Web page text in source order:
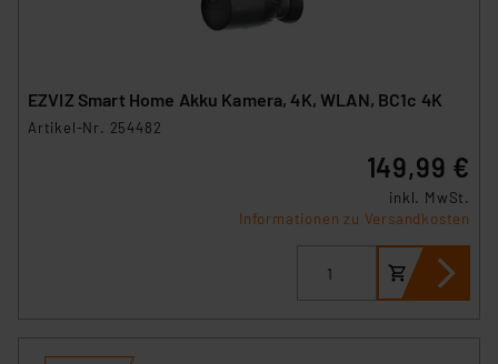
EZVIZ Smart Home Akku Kamera, 4K, WLAN, BC1c 4K
Artikel-Nr. 254482
149,99 €
inkl. MwSt.
Informationen zu Versandkosten